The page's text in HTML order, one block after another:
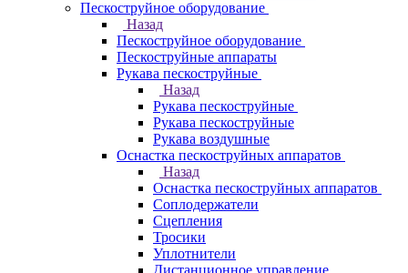
Пескоструйное оборудование
Назад
Пескоструйное оборудование
Пескоструйные аппараты
Рукава пескоструйные
Назад
Рукава пескоструйные
Рукава пескоструйные
Рукава воздушные
Оснастка пескоструйных аппаратов
Назад
Оснастка пескоструйных аппаратов
Соплодержатели
Сцепления
Тросики
Уплотнители
Дистанционное управление